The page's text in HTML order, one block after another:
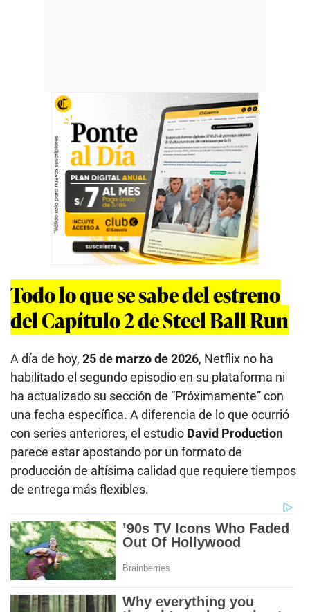
Todo lo que se sabe del estreno
del Capítulo 2 de Steel Ball Run
A día de hoy, 25 de marzo de 2026, Netflix no ha
habilitado el segundo episodio en su plataforma ni
ha actualizado su sección de “Próximamente” con
una fecha específica. A diferencia de lo que ocurrió
con series anteriores, el estudio David Production
parece estar apostando por un formato de
producción de altísima calidad que requiere tiempos
de entrega más flexibles.